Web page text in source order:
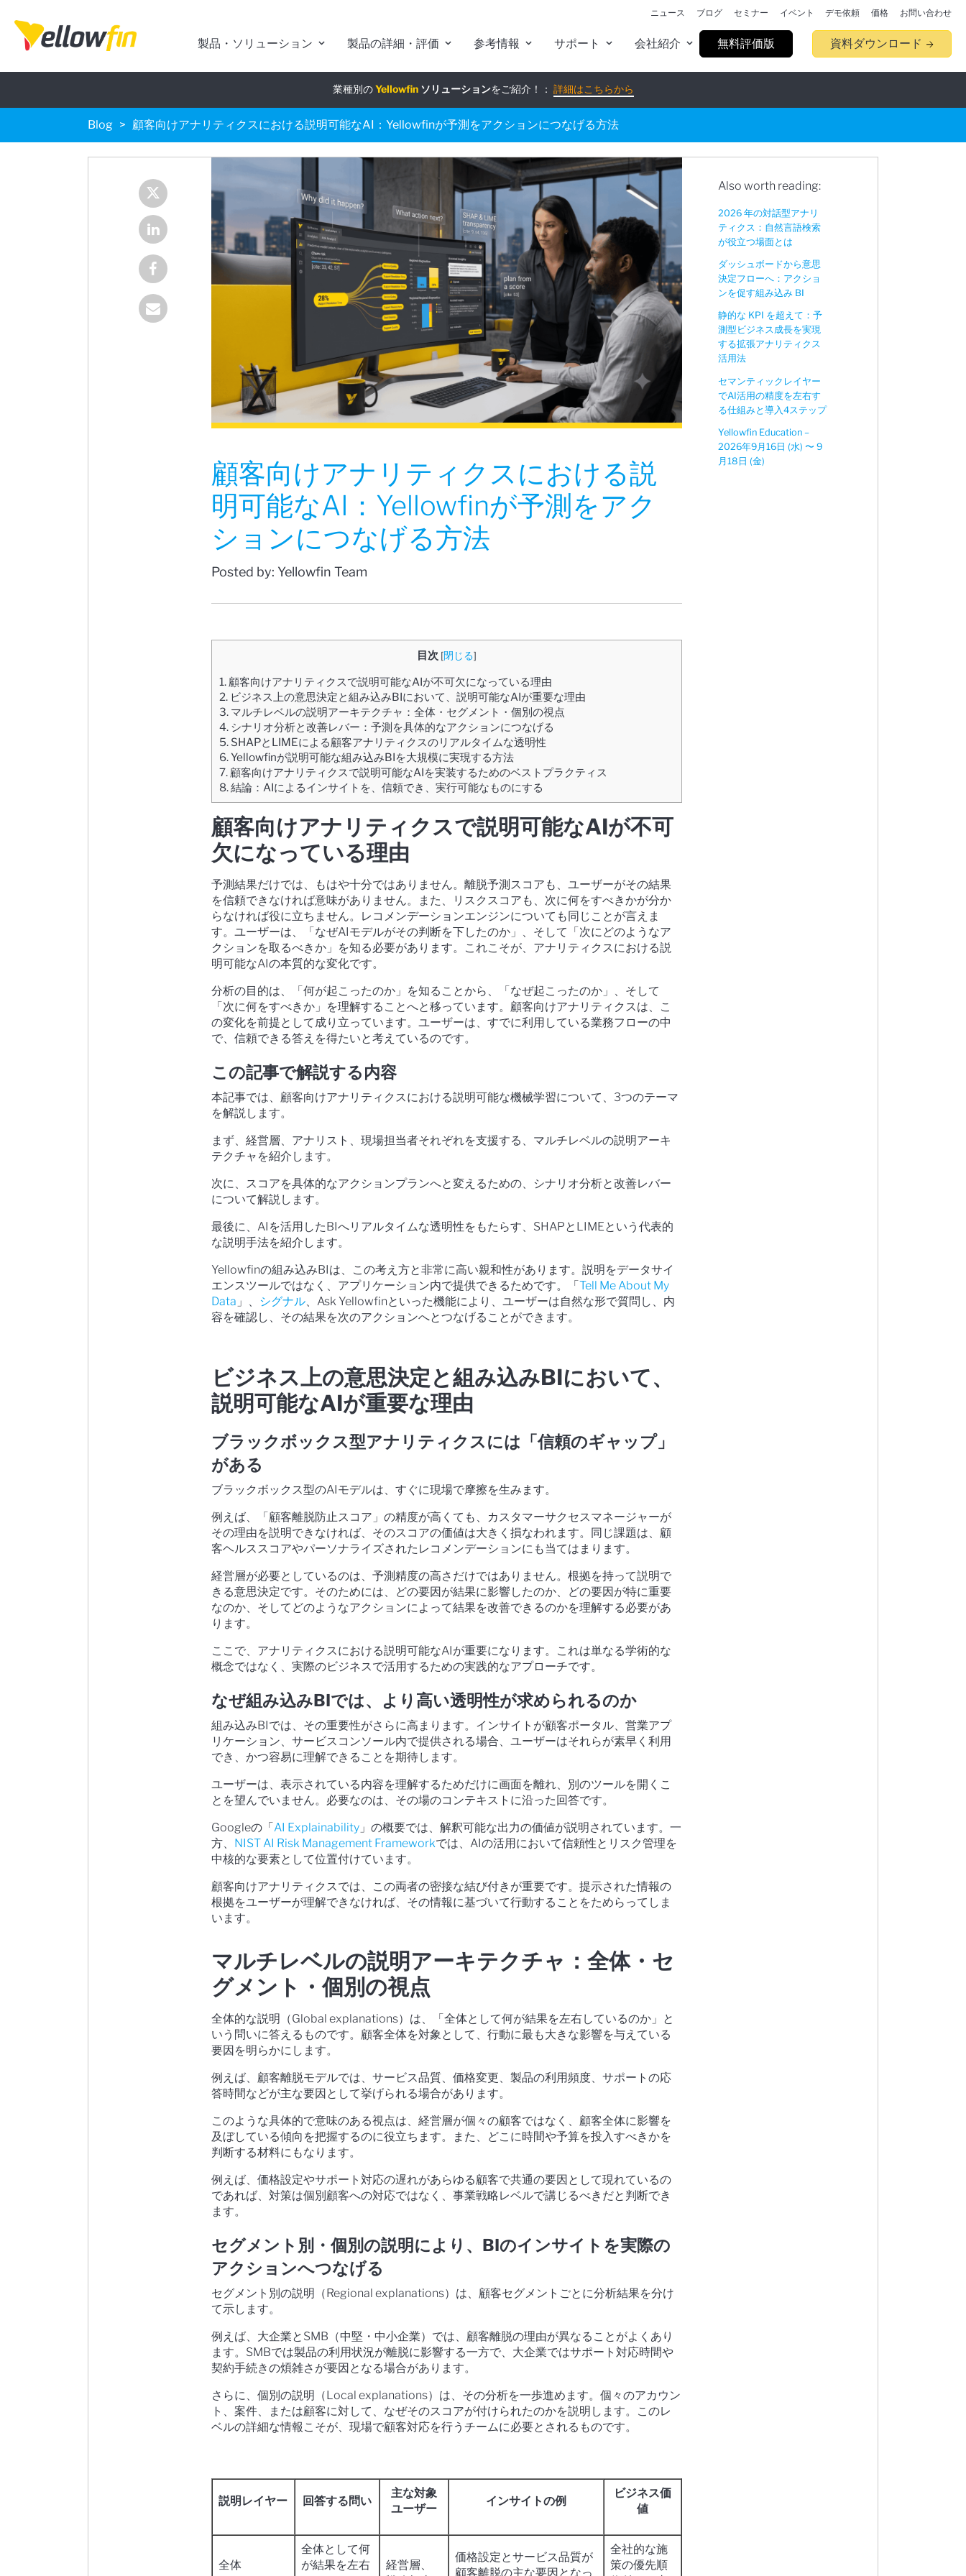
製品・ソリューション 製品の詳細・評価 参考情報 サポート 会社紹介 無料評価版 資料ダウンロード
ニュース ブログ セミナー イベント デモ依頼 価格 お問い合わせ
業種別のYellowfinソリューションをご紹介！： 詳細はこちらから
組み込みアナリティクス究極ガイド：詳細はこちらから
Blog 顧客向けアナリティクスにおける説明可能なAI：Yellowfinが予測をアクションにつなげる方法
顧客向けアナリティクスにおける説
明可能なAI：Yellowfinが予測をアク
ションにつなげる方法
Posted by: Yellowfin Team
目次 [閉じる]
1.顧客向けアナリティクスで説明可能なAIが不可欠になっている理由
2.ビジネス上の意思決定と組み込みBIにおいて、説明可能なAIが重要な理由
3.マルチレベルの説明アーキテクチャ：全体・セグメント・個別の視点
4.シナリオ分析と改善レバー：予測を具体的なアクションにつなげる
5.SHAPとLIMEによる顧客アナリティクスのリアルタイムな透明性
6.Yellowfinが説明可能な組み込みBIを大規模に実現する方法
7.顧客向けアナリティクスで説明可能なAIを実装するためのベストプラクティス
8.結論：AIによるインサイトを、信頼でき、実行可能なものにする
顧客向けアナリティクスで説明可能なAIが不可
欠になっている理由
予測結果だけでは、もはや十分ではありません。離脱予測スコアも、ユーザーがその結果
を信頼できなければ意味がありません。また、リスクスコアも、次に何をすべきかが分か
らなければ役に立ちません。レコメンデーションエンジンについても同じことが言えま
す。ユーザーは、「なぜAIモデルがその判断を下したのか」、そして「次にどのようなア
クションを取るべきか」を知る必要があります。これこそが、アナリティクスにおける説
明可能なAIの本質的な変化です。
分析の目的は、「何が起こったのか」を知ることから、「なぜ起こったのか」、そして
「次に何をすべきか」を理解することへと移っています。顧客向けアナリティクスは、こ
の変化を前提として成り立っています。ユーザーは、すでに利用している業務フローの中
で、信頼できる答えを得たいと考えているのです。
この記事で解説する内容
本記事では、顧客向けアナリティクスにおける説明可能な機械学習について、3つのテーマ
を解説します。
まず、経営層、アナリスト、現場担当者それぞれを支援する、マルチレベルの説明アーキ
テクチャを紹介します。
次に、スコアを具体的なアクションプランへと変えるための、シナリオ分析と改善レバー
について解説します。
最後に、AIを活用したBIへリアルタイムな透明性をもたらす、SHAPとLIMEという代表的
な説明手法を紹介します。
Yellowfinの組み込みBIは、この考え方と非常に高い親和性があります。説明をデータサイ
エンスツールではなく、アプリケーション内で提供できるためです。「Tell Me About My
Data 」、 シグナル、Ask Yellowfinといった機能により、ユーザーは自然な形で質問し、内
容を確認し、その結果を次のアクションへとつなげることができます。
ビジネス上の意思決定と組み込みBIにおいて、
説明可能なAIが重要な理由
ブラックボックス型アナリティクスには「信頼のギャップ」
がある
ブラックボックス型のAIモデルは、すぐに現場で摩擦を生みます。
例えば、「顧客離脱防止スコア」の精度が高くても、カスタマーサクセスマネージャーが
その理由を説明できなければ、そのスコアの価値は大きく損なわれます。同じ課題は、顧
客ヘルススコアやパーソナライズされたレコメンデーションにも当てはまります。
経営層が必要としているのは、予測精度の高さだけではありません。根拠を持って説明で
きる意思決定です。そのためには、どの要因が結果に影響したのか、どの要因が特に重要
なのか、そしてどのようなアクションによって結果を改善できるのかを理解する必要があ
ります。
ここで、アナリティクスにおける説明可能なAIが重要になります。これは単なる学術的な
概念ではなく、実際のビジネスで活用するための実践的なアプローチです。
なぜ組み込みBIでは、より高い透明性が求められるのか
組み込みBIでは、その重要性がさらに高まります。インサイトが顧客ポータル、営業アプ
リケーション、サービスコンソール内で提供される場合、ユーザーはそれらが素早く利用
でき、かつ容易に理解できることを期待します。
ユーザーは、表示されている内容を理解するためだけに画面を離れ、別のツールを開くこ
とを望んでいません。必要なのは、その場のコンテキストに沿った回答です。
Googleの「AI Explainability」の概要では、解釈可能な出力の価値が説明されています。一
方、 NIST AI Risk Management Frameworkでは、AIの活用において信頼性とリスク管理を
中核的な要素として位置付けています。
顧客向けアナリティクスでは、この両者の密接な結び付きが重要です。提示された情報の
根拠をユーザーが理解できなければ、その情報に基づいて行動することをためらってしま
います。
マルチレベルの説明アーキテクチャ：全体・セ
グメント・個別の視点
全体的な説明（Global explanations）は、「全体として何が結果を左右しているのか」と
いう問いに答えるものです。顧客全体を対象として、行動に最も大きな影響を与えている
要因を明らかにします。
例えば、顧客離脱モデルでは、サービス品質、価格変更、製品の利用頻度、サポートの応
答時間などが主な要因として挙げられる場合があります。
このような具体的で意味のある視点は、経営層が個々の顧客ではなく、顧客全体に影響を
及ぼしている傾向を把握するのに役立ちます。また、どこに時間や予算を投入すべきかを
判断する材料にもなります。
例えば、価格設定やサポート対応の遅れがあらゆる顧客で共通の要因として現れているの
であれば、対策は個別顧客への対応ではなく、事業戦略レベルで講じるべきだと判断でき
ます。
セグメント別・個別の説明により、BIのインサイトを実際の
アクションへつなげる
セグメント別の説明（Regional explanations）は、顧客セグメントごとに分析結果を分け
て示します。
例えば、大企業とSMB（中堅・中小企業）では、顧客離脱の理由が異なることがよくあり
ます。SMBでは製品の利用状況が離脱に影響する一方で、大企業ではサポート対応時間や
契約手続きの煩雑さが要因となる場合があります。
さらに、個別の説明（Local explanations）は、その分析を一歩進めます。個々のアカウン
ト、案件、または顧客に対して、なぜそのスコアが付けられたのかを説明します。このレ
ベルの詳細な情報こそが、現場で顧客対応を行うチームに必要とされるものです。
説明レイヤー 回答する問い
主な対象
ユーザー
インサイトの例
ビジネス価
値
全体
全体として何
が結果を左右
経営層、
価格設定とサービス品質が
顧客離脱の主な要因となっ
全社的な施
策の優先順
Also worth reading:
2026 年の対話型アナリ
ティクス：自然言語検索
が役立つ場面とは
ダッシュボードから意思
決定フローへ：アクショ
ンを促す組み込み BI
静的な KPI を超えて：予
測型ビジネス成長を実現
する拡張アナリティクス
活用法
セマンティックレイヤー
でAI活用の精度を左右す
る仕組みと導入4ステップ
Yellowfin Education –
2026年9月16日 (水) 〜 9
月18日 (金)